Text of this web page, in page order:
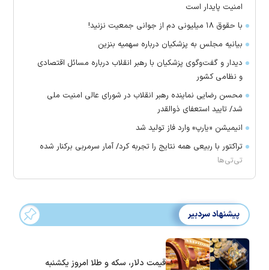
امنیت پایدار است
با حقوق ۱۸ میلیونی دم از جوانی جمعیت نزنید!
بیانیه مجلس به پزشکیان درباره سهمیه بنزین
دیدار و گفت‌وگوی پزشکیان با رهبر انقلاب درباره مسائل اقتصادی
و نظامی کشور
محسن رضایی نماینده رهبر انقلاب در شورای عالی امنیت ملی
شد/ تایید استعفای ذوالقدر
انیمیشن «یارپ» وارد فاز تولید شد
تراکتور با ربیعی همه نتایج را تجربه کرد/ آمار سرمربی برکنار شده
تی‌تی‌ها
پیشنهاد سردبیر
قیمت دلار، سکه و طلا امروز یکشنبه